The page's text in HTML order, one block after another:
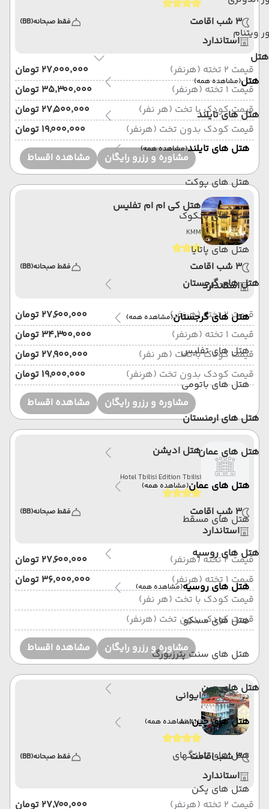
ویتنام
هتل
هتل(مشاهده همه)
هتل های تایلند
هتل های تایلند(مشاهده همه)
هتل های پوکت
هتل های بانکوک
هتل های پاتایا
هتل های گرجستان
هتل های گرجستان(مشاهده همه)
هتل های تفلیس
هتل های باتومی
هتل های ارمنستان
هتل های عمان
هتل های عمان(مشاهده همه)
هتل های مسقط
هتل های روسیه
هتل های روسیه(مشاهده همه)
هتل های مسکو
هتل های سنت پترزبورگ
هتل های چین
هتل های چین(مشاهده همه)
هتل های شانگهای
هتل های پکن
3 شب اقامت فقط صبحانه(BB)
استاندارد
قیمت 2 تخته (هرنفر)
۲۷٬۰۰۰٬۰۰۰ تومان
قیمت 1 تخته (هرنفر)
۳۵٬۳۰۰٬۰۰۰ تومان
قیمت کودک با تخت (هر نفر)
۲۷٬۵۰۰٬۰۰۰ تومان
قیمت کودک بدون تخت (هرنفر)
۱۹٬۰۰۰٬۰۰۰ تومان
مشاوره و رزرو رایگان
مشاهده اقساط
هتل کی ام ام تفلیس
KMM
3 شب اقامت فقط صبحانه(BB)
استاندارد
قیمت 2 تخته (هرنفر)
۲۷٬۶۰۰٬۰۰۰ تومان
قیمت 1 تخته (هرنفر)
۳۴٬۳۰۰٬۰۰۰ تومان
قیمت کودک با تخت (هر نفر)
۲۷٬۹۰۰٬۰۰۰ تومان
قیمت کودک بدون تخت (هرنفر)
۱۹٬۰۰۰٬۰۰۰ تومان
مشاوره و رزرو رایگان
مشاهده اقساط
هتل ادیشن
Hotel Tbilisi Edition Tbilisi
3 شب اقامت فقط صبحانه(BB)
استاندارد
قیمت 2 تخته (هرنفر)
۲۷٬۶۰۰٬۰۰۰ تومان
قیمت 1 تخته (هرنفر)
۳۶٬۰۰۰٬۰۰۰ تومان
قیمت کودک با تخت (هر نفر)
قیمت کودک بدون تخت (هرنفر)
مشاوره و رزرو رایگان
مشاهده اقساط
ایوانی
AIVANI
3 شب اقامت فقط صبحانه(BB)
استاندارد
قیمت 2 تخته (هرنفر)
۲۷٬۷۰۰٬۰۰۰ تومان